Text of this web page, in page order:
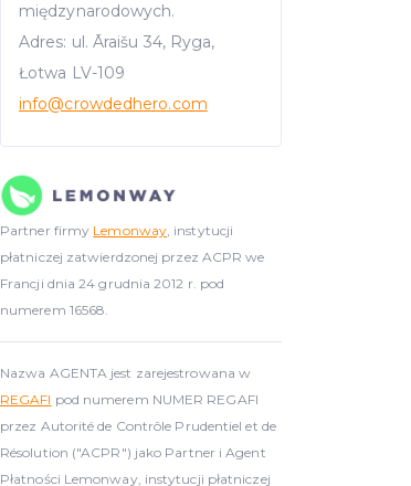
międzynarodowych.
Adres: ul. Āraišu 34, Ryga,
Łotwa LV-109
info@crowdedhero.com
Partner firmy Lemonway, instytucji
płatniczej zatwierdzonej przez ACPR we
Francji dnia 24 grudnia 2012 r. pod
numerem 16568.
Nazwa AGENTA jest zarejestrowana w
REGAFI pod numerem NUMER REGAFI
przez Autorité de Contrôle Prudentiel et de
Résolution ("ACPR") jako Partner i Agent
Płatności Lemonway, instytucji płatniczej